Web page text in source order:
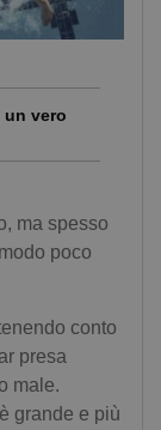
un vero
ma spesso
poco
conto
presa
male.
grande e più